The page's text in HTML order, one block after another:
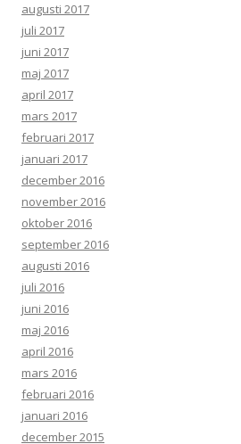
augusti 2017
juli 2017
juni 2017
maj 2017
april 2017
mars 2017
februari 2017
januari 2017
december 2016
november 2016
oktober 2016
september 2016
augusti 2016
juli 2016
juni 2016
maj 2016
april 2016
mars 2016
februari 2016
januari 2016
december 2015